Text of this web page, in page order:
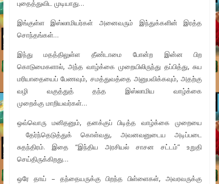
புதைத்துவிட முடியாது…
இங்குள்ள இஸ்லாமியர்கள் அனைவரும் இந்துக்களின் இரத்த
சொந்தங்கள்…
இந்து மதத்திலுள்ள தீண்டாமை போன்ற இன்ன பிற
கொடுமைகளால், அந்த வாழ்க்கை முறையிலிருந்து தப்பித்து, சுய
மரியாதையைப் பேணவும், சமத்துவத்தை அனுபவிக்கவும், அதற்கு
வழி வகுத்துத் தந்த இஸ்லாமிய வாழ்க்கை
முறைக்கு மாறியவர்கள்…
ஒவ்வொரு மனிதனும், தனக்குப் பிடித்த வாழ்க்கை முறையை
தேர்ந்தெடுத்துக் கொள்வது, அவனவனுடைய அடிப்படை
சுதந்திரம். இதை “இந்திய அரசியல் சாசன சட்டம்” உறுதி
செய்திருக்கிறது…
ஒரே தாய் – தந்தையருக்கு பிறந்த பிள்ளைகள், அவரவருக்கு